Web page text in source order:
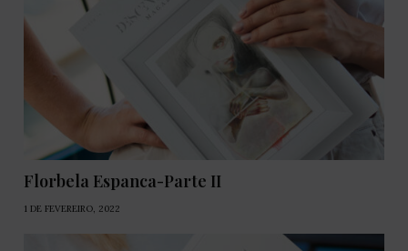
Florbela Espanca-Parte II
1 DE FEVEREIRO, 2022